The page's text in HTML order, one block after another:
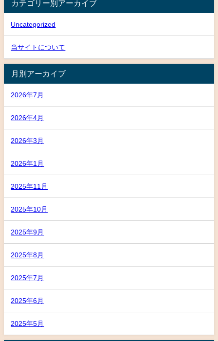
カテゴリー別アーカイブ
Uncategorized
当サイトについて
月別アーカイブ
2026年7月
2026年4月
2026年3月
2026年1月
2025年11月
2025年10月
2025年9月
2025年8月
2025年7月
2025年6月
2025年5月